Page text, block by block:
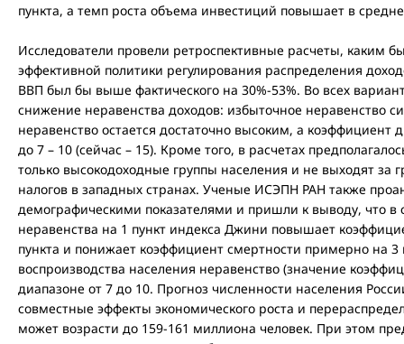
пункта, а темп роста объема инвестиций повышает в
Исследователи провели ретроспективные расчеты, каким
эффективной политики регулирования распределения
ВВП был бы выше фактического на 30%-53%. Во всех
снижение неравенства доходов: избыточное неравенство
неравенство остается достаточно высоким, а
до 7 – 10 (сейчас – 15). Кроме того, в расчетах
только высокодоходные группы населения и не выходят за
налогов в западных странах. Ученые ИСЭПН РАН также
демографическими показателями и пришли к выводу, что
неравенства на 1 пункт индекса Джини повышает
пункта и понижает коэффициент смертности примерно на
воспроизводства населения неравенство (значение
диапазоне от 7 до 10. Прогноз численности населения
совместные эффекты экономического роста и
может возрасти до 159-161 миллиона человек. При этом